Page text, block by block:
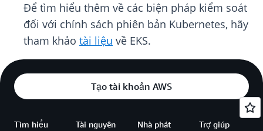
Để tìm hiểu thêm về các biện pháp kiểm soát
đối với chính sách phiên bản Kubernetes, hãy
tham khảo tài liệu về EKS.
Tạo tài khoản AWS
Tìm hiểu Tài nguyên
Nhà phát
Trợ giúp